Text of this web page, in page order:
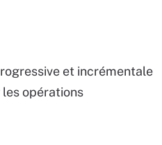
et incrémentale
opérations